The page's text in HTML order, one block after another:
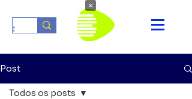
Post
Todos os posts
×